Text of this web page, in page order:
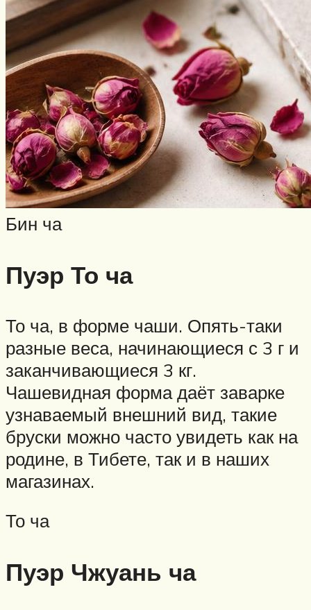
Бин ча
Пуэр То ча
То ча, в форме чаши. Опять-таки
разные веса, начинающиеся с 3 г и
заканчивающиеся 3 кг.
Чашевидная форма даёт заварке
узнаваемый внешний вид, такие
бруски можно часто увидеть как на
родине, в Тибете, так и в наших
магазинах.
То ча
Пуэр Чжуань ча